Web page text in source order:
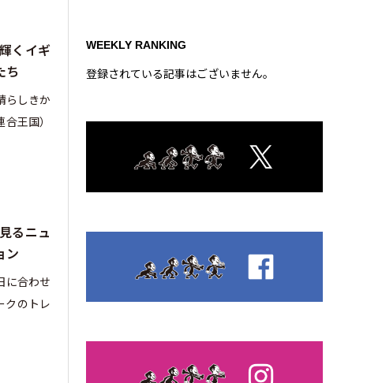
くイギ
ち
らしきか
王国）
るニュ
ン
に合わせ
クのトレ
WEEKLY RANKING
登録されている記事はございません。